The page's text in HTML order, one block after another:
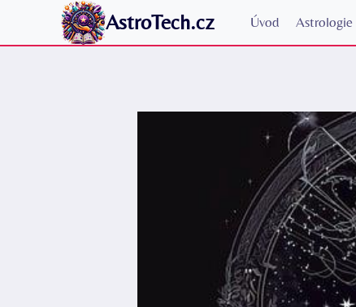
AstroTech.cz Úvod Astrologie